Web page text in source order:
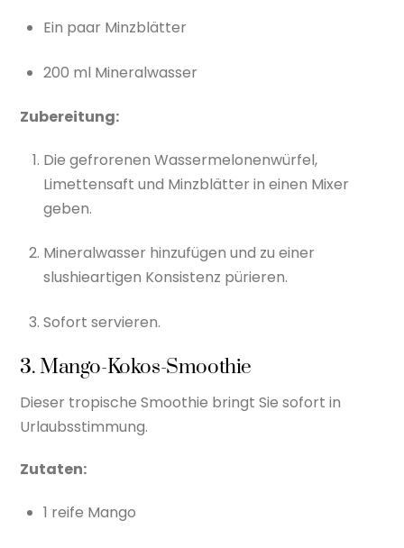
Ein paar Minzblätter
200 ml Mineralwasser
Zubereitung:
Die gefrorenen Wassermelonenwürfel,
Limettensaft und Minzblätter in einen Mixer
geben.
Mineralwasser hinzufügen und zu einer
slushieartigen Konsistenz pürieren.
Sofort servieren.
3. Mango-Kokos-Smoothie
Dieser tropische Smoothie bringt Sie sofort in
Urlaubsstimmung.
Zutaten:
1 reife Mango